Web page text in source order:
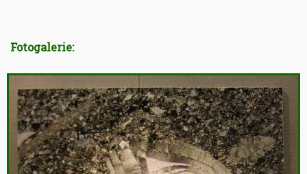
Fotogalerie: